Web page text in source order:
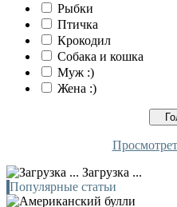
Рыбки
Птичка
Крокодил
Собака и кошка
Муж :)
Жена :)
Загрузка ...
Популярные статьи